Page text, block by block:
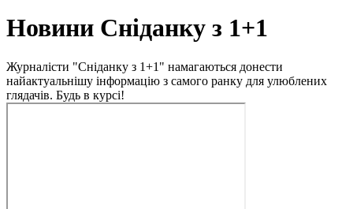
Новини Сніданку з 1+1
Журналісти "Сніданку з 1+1" намагаються донести
найактуальнішу інформацію з самого ранку для улюблених
глядачів. Будь в курсі!